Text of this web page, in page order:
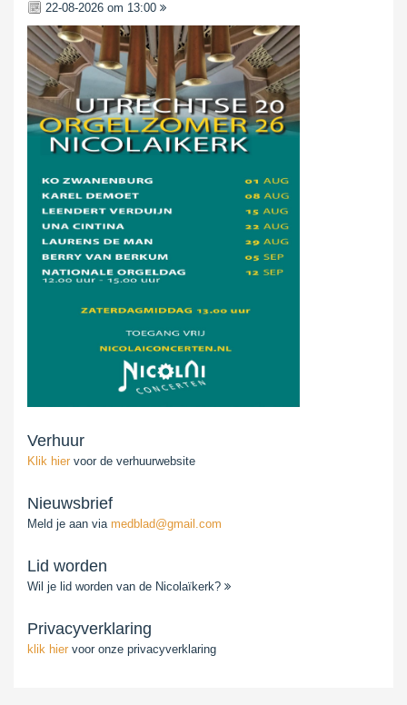
22-08-2026 om 13:00
Verhuur
Klik hier voor de verhuurwebsite
Nieuwsbrief
Meld je aan via medblad@gmail.com
Lid worden
Wil je lid worden van de Nicolaïkerk?
Privacyverklaring
klik hier voor onze privacyverklaring